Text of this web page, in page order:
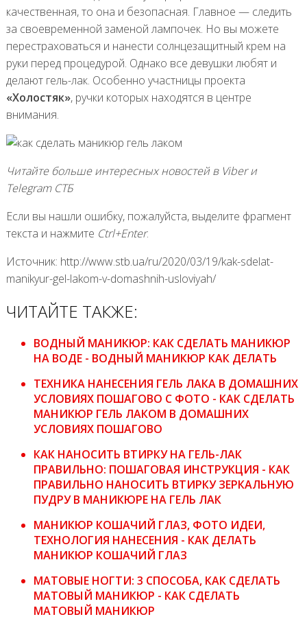
качественная, то она и безопасная. Главное — следить
за своевременной заменой лампочек. Но вы можете
перестраховаться и нанести солнцезащитный крем на
руки перед процедурой. Однако все девушки любят и
делают гель-лак. Особенно участницы проекта
«Холостяк», ручки которых находятся в центре
внимания.
Читайте больше интересных новостей в Viber и
Telegram СТБ
Если вы нашли ошибку, пожалуйста, выделите фрагмент
текста и нажмите Ctrl+Enter.
Источник: http://www.stb.ua/ru/2020/03/19/kak-sdelat-
manikyur-gel-lakom-v-domashnih-usloviyah/
ЧИТАЙТЕ ТАКЖЕ:
ВОДНЫЙ МАНИКЮР: КАК СДЕЛАТЬ МАНИКЮР
НА ВОДЕ - ВОДНЫЙ МАНИКЮР КАК ДЕЛАТЬ
ТЕХНИКА НАНЕСЕНИЯ ГЕЛЬ ЛАКА В ДОМАШНИХ
УСЛОВИЯХ ПОШАГОВО С ФОТО - КАК СДЕЛАТЬ
МАНИКЮР ГЕЛЬ ЛАКОМ В ДОМАШНИХ
УСЛОВИЯХ ПОШАГОВО
КАК НАНОСИТЬ ВТИРКУ НА ГЕЛЬ-ЛАК
ПРАВИЛЬНО: ПОШАГОВАЯ ИНСТРУКЦИЯ - КАК
ПРАВИЛЬНО НАНОСИТЬ ВТИРКУ ЗЕРКАЛЬНУЮ
ПУДРУ В МАНИКЮРЕ НА ГЕЛЬ ЛАК
МАНИКЮР КОШАЧИЙ ГЛАЗ, ФОТО ИДЕИ,
ТЕХНОЛОГИЯ НАНЕСЕНИЯ - КАК ДЕЛАТЬ
МАНИКЮР КОШАЧИЙ ГЛАЗ
МАТОВЫЕ НОГТИ: 3 СПОСОБА, КАК СДЕЛАТЬ
МАТОВЫЙ МАНИКЮР - КАК СДЕЛАТЬ
МАТОВЫЙ МАНИКЮР